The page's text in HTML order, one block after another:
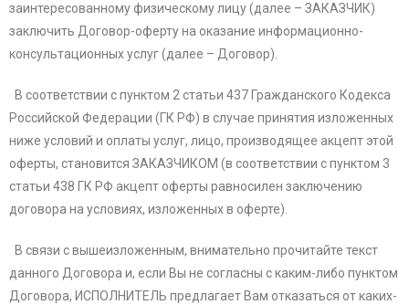
заинтересованному физическому лицу (далее – ЗАКАЗЧИК)
заключить Договор-оферту на оказание информационно-
консультационных услуг (далее – Договор).
В соответствии с пунктом 2 статьи 437 Гражданского Кодекса
Российской Федерации (ГК РФ) в случае принятия изложенных
ниже условий и оплаты услуг, лицо, производящее акцепт этой
оферты, становится ЗАКАЗЧИКОМ (в соответствии с пунктом 3
статьи 438 ГК РФ акцепт оферты равносилен заключению
договора на условиях, изложенных в оферте).
В связи с вышеизложенным, внимательно прочитайте текст
данного Договора и, если Вы не согласны с каким-либо пунктом
Договора, ИСПОЛНИТЕЛЬ предлагает Вам отказаться от каких-